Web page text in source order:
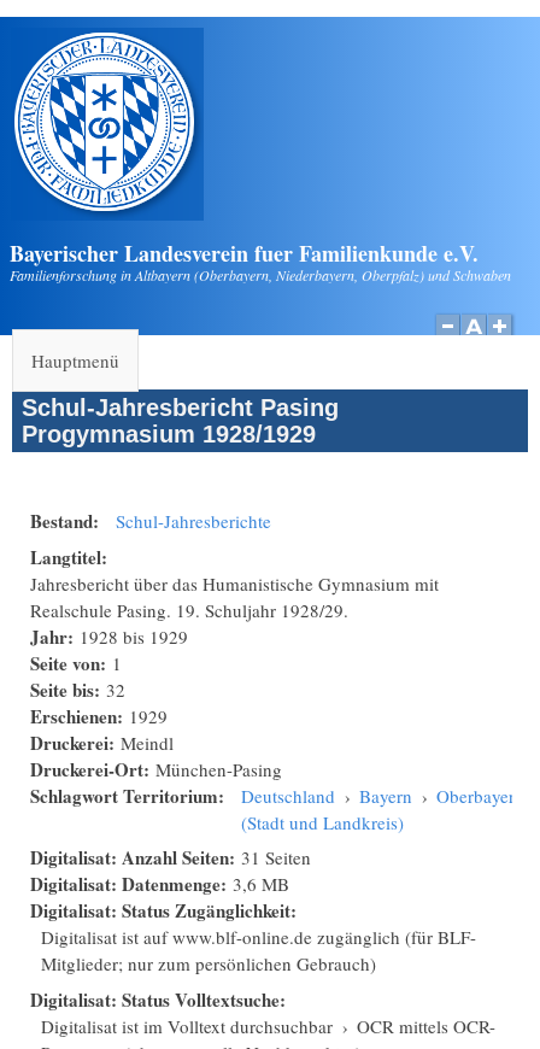
Direkt zum Inhalt
Bayerischer Landesverein fuer Familienkunde e.V.
Familienforschung in Altbayern (Oberbayern, Niederbayern, Oberpfalz) und Schwaben
Hauptmenü
Schul-Jahresbericht Pasing
Progymnasium 1928/1929
Bestand: Schul-Jahresberichte
Langtitel:
Jahresbericht über das Humanistische Gymnasium mit
Realschule Pasing. 19. Schuljahr 1928/29.
Jahr: 1928 bis 1929
Seite von: 1
Seite bis: 32
Erschienen: 1929
Druckerei: Meindl
Druckerei-Ort: München-Pasing
Schlagwort Territorium: Deutschland › Bayern › Oberbayern
(Stadt und Landkreis)
Digitalisat: Anzahl Seiten: 31 Seiten
Digitalisat: Datenmenge: 3,6 MB
Digitalisat: Status Zugänglichkeit:
Digitalisat ist auf www.blf-online.de zugänglich (für BLF-
Mitglieder; nur zum persönlichen Gebrauch)
Digitalisat: Status Volltextsuche:
Digitalisat ist im Volltext durchsuchbar › OCR mittels OCR-